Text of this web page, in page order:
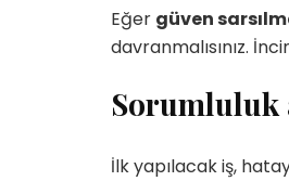
Eğer güven
davranmalısınız.
Sorumluluk
İlk yapılacak iş,